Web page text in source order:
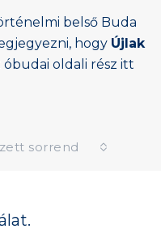
belső Buda
hogy Újlak
óbudai oldali rész itt
sorrend